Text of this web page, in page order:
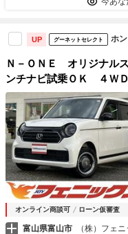
UP グーネットセレクト ホ
Ｎ－ＯＮＥ オリジナル
ンチナビ試乗ＯＫ ４
ーンキープ アダプティ
ビＴＶ Ｂｌｕｅｔｏｏ
ム ＥＴＣ ドラレコ ハ
オンライン商談可 ローン仮審査
富山県富山市 （株）フェ